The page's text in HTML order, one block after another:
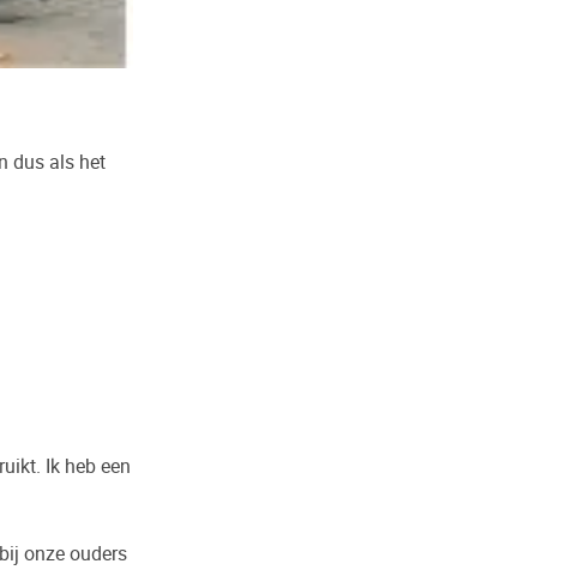
dus als het
Ik heb een
onze ouders